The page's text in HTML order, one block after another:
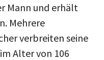
Mann und erhält
Mehrere
verbreiten seine
Alter von 106